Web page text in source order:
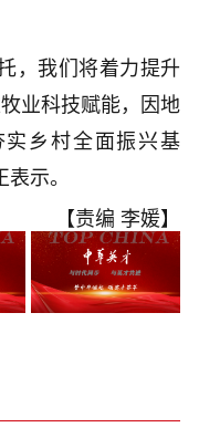
我们将着力提升
业科技赋能，因地
乡村全面振兴基
示。
【责编 李媛】